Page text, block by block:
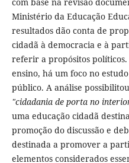
Ministério da Educação
resultados dão conta de
cidadã à democracia e à
referir a propósitos políticos.
ensino, há um foco no
público. A análise
"cidadania de porta no
uma educação cidadã
promoção do discussão e
destinada a promover a
elementos considerados